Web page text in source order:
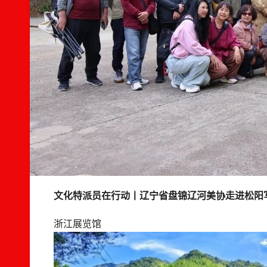
文化特派员在行动丨辽宁省盘锦辽河美协走进松阳
浙江展览馆